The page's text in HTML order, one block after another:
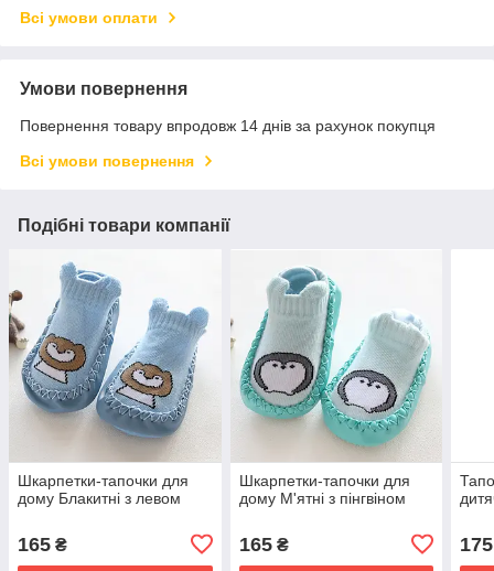
Всі умови оплати
Умови повернення
Повернення товару впродовж 14 днів за рахунок покупця
Всі умови повернення
Подібні товари компанії
Шкарпетки-тапочки для
дому Блакитні з левом
165 ₴
Шкарпетки-тапочки для
дому М'ятні з пінгвіном
165₴ 175